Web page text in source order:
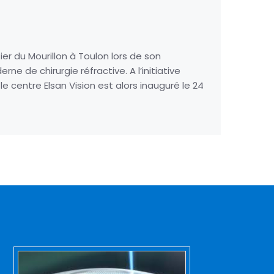
du Mourillon à Toulon lors de son
de chirurgie réfractive. A l’initiative
Elsan Vision est alors inauguré le 24